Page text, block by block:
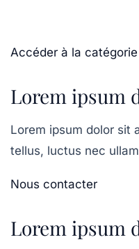
Accéder à la catégorie
Lorem ipsum
Lorem ipsum dolor sit
tellus, luctus nec
Nous contacter
Lorem ipsum